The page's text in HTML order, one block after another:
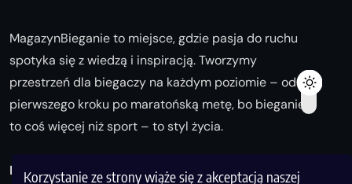
Korzystanie ze strony wiąże się z akceptacją naszej
MagazynBieganie to miejsce, gdzie pasja do ruchu
spotyka się z wiedzą i inspiracją. Tworzymy
przestrzeń dla biegaczy na każdym poziomie – od
pierwszego kroku po maratońską metę, bo bieganie
to coś więcej niż sport – to styl życia.
Biegaj z nami i odkrywaj swoją najlepszą wersję!